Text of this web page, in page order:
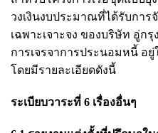
วงเงินงบประมาณที่ได้รับการ
เฉพาะเจาะจง ของบริษัท อู่ก
การเจรจาการประนอมหนี้ อยู่
โดยมีรายละเอียดดังนี้
ระเบียบวาระที่ 6 เรื่องอื่นๆ